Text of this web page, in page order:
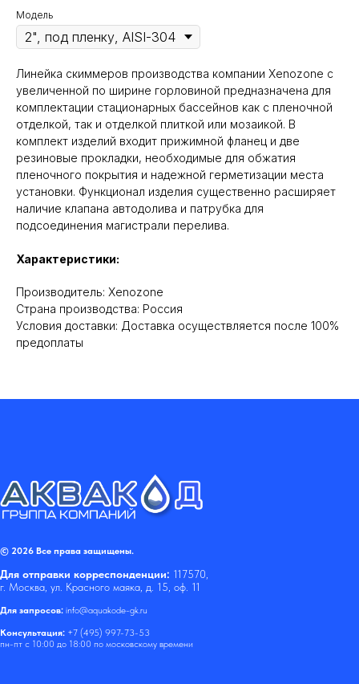
Модель
Линейка скиммеров производства компании Xenozone с
увеличенной по ширине горловиной предназначена для
комплектации стационарных бассейнов как с пленочной
отделкой, так и отделкой плиткой или мозаикой. В
комплект изделий входит прижимной фланец и две
резиновые прокладки, необходимые для обжатия
пленочного покрытия и надежной герметизации места
установки. Функционал изделия существенно расширяет
наличие клапана автодолива и патрубка для
подсоединения магистрали перелива.
Характеристики:
Производитель: Xenozone
Cтрана производства: Россия
Условия доставки: Доставка осуществляется после 100%
предоплаты
© 2026 Все права защищены.
Для отправки корреспонденции: 117570,
г. Москва, ул. Красного маяка, д. 15, оф. 11
Для запросов: info@aquakode-gk.ru
Консультация: +7 (495) 997-73-53
пн-пт с 10:00 до 18:00 по московскому времени